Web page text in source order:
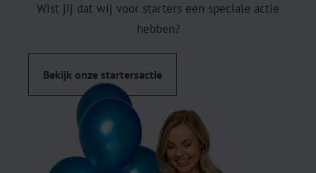
Wist jij dat wij voor starters een speciale actie
hebben?
Bekijk onze startersactie